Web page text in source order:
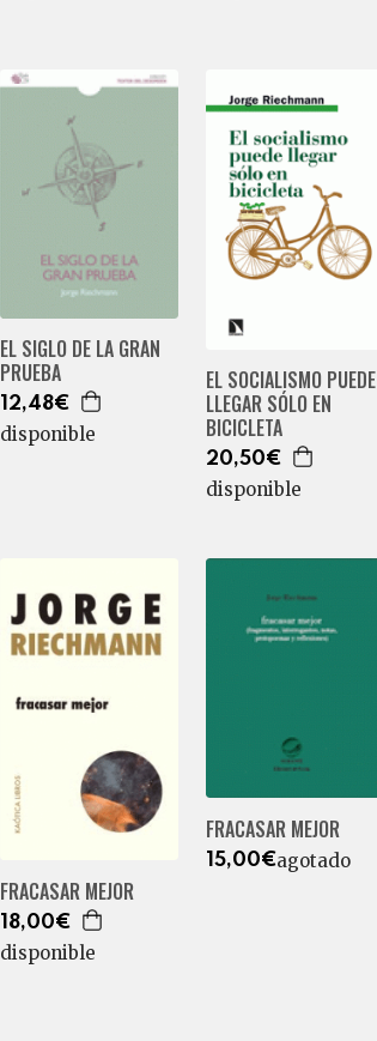
EL SIGLO DE LA GRAN
PRUEBA
12,48€
disponible
EL SOCIALISMO PUEDE
LLEGAR SÓLO EN
BICICLETA
20,50€
disponible
FRACASAR MEJOR
18,00€
disponible
FRACASAR MEJOR
15,00€agotado